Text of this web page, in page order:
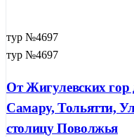
тур №4697
тур №4697
От Жигулевских гор
Самару, Тольятти,
столицу Поволжья